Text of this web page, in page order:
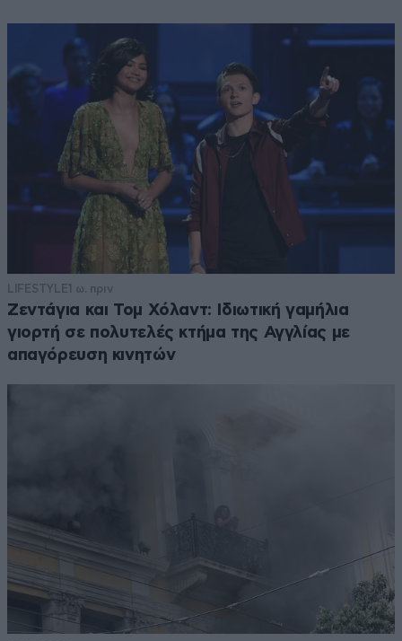
LIFESTYLE1 ω. πριν
Ζεντάγια και Τομ Χόλαντ: Ιδιωτική γαμήλια
γιορτή σε πολυτελές κτήμα της Αγγλίας με
απαγόρευση κινητών